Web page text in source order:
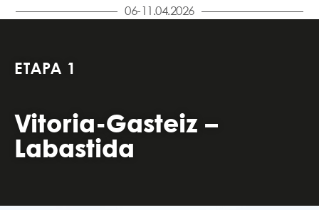
06-11.04.2026
ETAPA 1
Vitoria-Gasteiz –
Labastida